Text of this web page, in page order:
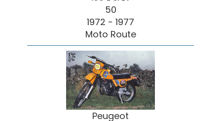
50
1972 - 1977
Moto Route
Peugeot